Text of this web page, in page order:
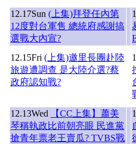
12.17Sun (上集)拜登任內第
12度對台軍售 總統府感謝搞
選戰大內宣?
12.15Fri (上集)邀里長團赴陸
旅遊遭調查 是大陸介選?蔡
政府認知戰?
12.13Wed
【CC上集】蕭美
琴稱執政比前朝亮眼 民進黨
搶青年票老王賣瓜? TVBS戰